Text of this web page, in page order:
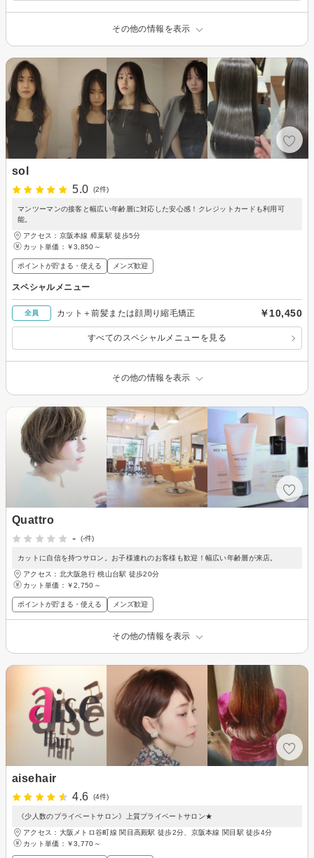
その他の情報を表示
sol
5.0
(2件)
マンツーマンの接客と幅広い年齢層に対応した安心感！クレジットカードも利用可
能。
アクセス：京阪本線 樟葉駅 徒歩5分
カット単価： ￥3,850～
ポイントが貯まる・使える メンズ歓迎
スペシャルメニュー
全員 カット＋前髪または顔周り縮毛矯正 ￥10,450
すべてのスペシャルメニューを見る
その他の情報を表示
Quattro
-
(-件)
カットに自信を持つサロン。お子様連れのお客様も歓迎！幅広い年齢層が来店。
アクセス：北大阪急行 桃山台駅 徒歩20分
カット単価： ￥2,750～
ポイントが貯まる・使える メンズ歓迎
その他の情報を表示
aisehair
4.6
(4件)
《少人数のプライベートサロン》上質プライベートサロン★
アクセス：大阪メトロ谷町線 関目高殿駅 徒歩2分、京阪本線 関目駅 徒歩4分
カット単価： ￥3,770～